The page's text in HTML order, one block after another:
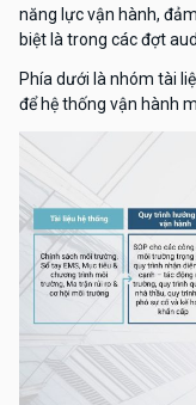
năng lực vận hành,
biệt là trong các đợt
Phía dưới là nhóm tài
để hệ thống vận hành